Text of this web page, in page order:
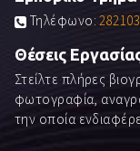
Τηλέφωνο:
Θέσεις
Στείλτε πλήρες
φωτογραφία,
την οποία